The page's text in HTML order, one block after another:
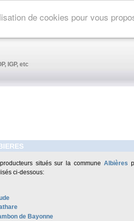
de cookies pour vous
IGP, etc
situés sur la commune Albières
ci-dessous:
de Bayonne